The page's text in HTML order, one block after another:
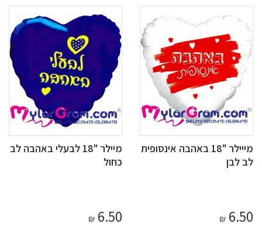
מייילר "18 באהבה אינסופית
לב לבן
6.50
₪
מיילר "18 לבעלי באהבה לב
כחול
6.50
₪